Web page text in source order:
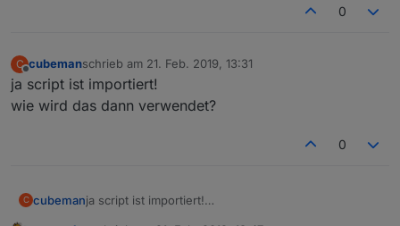
0
C
Offline
cubemanschrieb am 21. Feb. 2019, 13:31
zuletzt editiert von
ja script ist importiert!
wie wird das dann verwendet?
0
C cubemanja script ist importiert!